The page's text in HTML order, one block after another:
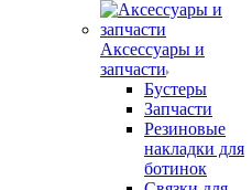
Аксессуары и
запчасти
Бустеры
Запчасти
Резиновые
накладки для
ботинок